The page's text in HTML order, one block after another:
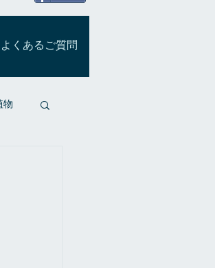
よくあるご質問
物